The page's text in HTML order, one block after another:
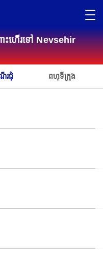
ហើរទៅ Nevsehir
ើរជុំ ពហុទីក្រុង